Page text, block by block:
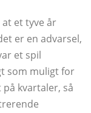
et tyve år
er en advarsel,
et spil
som muligt for
kvartaler, så